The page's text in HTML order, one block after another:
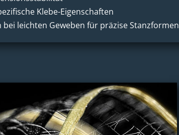
Klebe-Eigenschaften
bei leichten Geweben für präzise Stanzformen